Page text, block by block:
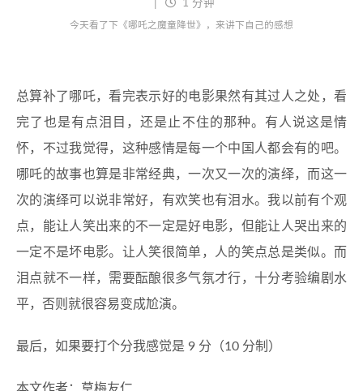
1 分钟
今天看了下《哪吒之魔童降世》，来讲下自己的感想
总算补了哪吒，看完表示好的电影果然有其过人之处，看
完了也是有点泪目，还是止不住的那种。有人说这是情
怀，不过我觉得，这种感情是每一个中国人都会有的吧。
哪吒的故事也算是非常经典，一次又一次的演绎，而这一
次的演绎可以说非常好，有欢笑也有泪水。我以前有个观
点，能让人笑出来的不一定是好电影，但能让人哭出来的
一定不是坏电影。让人笑很简单，人的笑点总是类似。而
泪点就不一样，需要酝酿很多气氛才行，十分考验编剧水
平，否则就很容易变成尬演。
最后，如果要打个分我感觉是 9 分（10 分制）